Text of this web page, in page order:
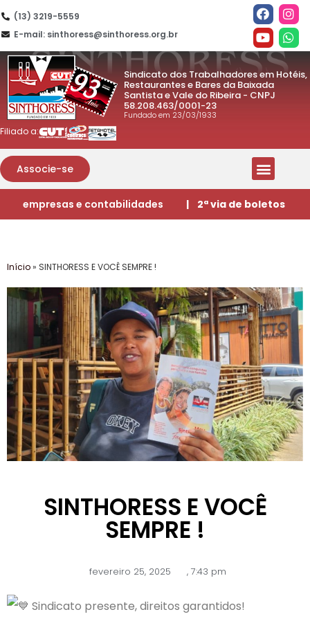
(13) 3219-5559
E-mail: sinthoress@sinthoress.org.br
Sindicato dos Trabalhadores em Hotéis,
Restaurantes e Bares da Baixada
Santista e Vale do Ribeira - CNPJ
58.208.463/0001-23
Fundado em 23/03/1933
Filiado a:
Associe-se
empresas e contabilidades | 2ª via de boletos
Início» SINTHORESS E VOCÊ SEMPRE !
SINTHORESS E VOCÊ
SEMPRE !
fevereiro 25, 2025 , 7:43 pm
Sindicato presente, direitos garantidos!